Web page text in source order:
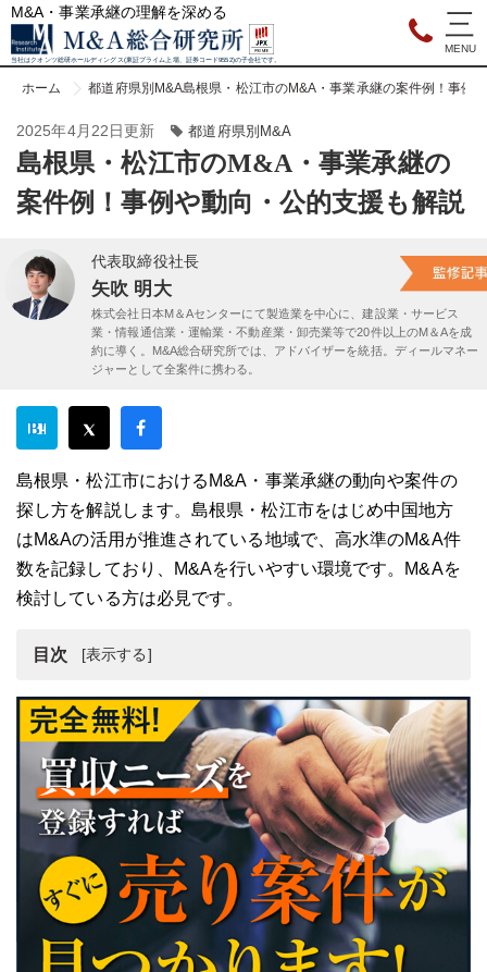
M&A・事業承継の理解を深める
当社はクオンツ総研ホールディングス(東証プライム上場、証券コード9552)の子会社です。
ホーム 都道府県別M&A島根県・松江市のM&A・事業承継の案件例！事例
2025年4月22日更新 都道府県別M&A
島根県・松江市のM&A・事業承継の
案件例！事例や動向・公的支援も解説
代表取締役社長
矢吹 明大
株式会社日本M＆Aセンターにて製造業を中心に、建設業・サービス
業・情報通信業・運輸業・不動産業・卸売業等で20件以上のM＆Aを成
約に導く。M&A総合研究所では、アドバイザーを統括。ディールマネー
ジャーとして全案件に携わる。
島根県・松江市におけるM&A・事業承継の動向や案件の
探し方を解説します。島根県・松江市をはじめ中国地方
はM&Aの活用が推進されている地域で、高水準のM&A件
数を記録しており、M&Aを行いやすい環境です。M&Aを
検討している方は必見です。
目次
島根県の産業に見られる特徴
島根県・松江市のM&A・会社売却・事業承継の最新動向
島根県近郊のM&A・事業承継の案件例
島根県・松江市のM&A・事業承継の事例
島根県・松江市のM&A・事業承継時におすすめの相談先
島根県・松江市のM&A・事業承継に関する公的機関4選
島根県・松江市のM&A・事業承継まとめ